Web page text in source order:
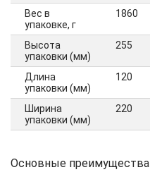
Вес в
упаковке, г
1860
Высота
упаковки (мм)
255
Длина
упаковки (мм)
120
Ширина
упаковки (мм)
220
Основные преимущества